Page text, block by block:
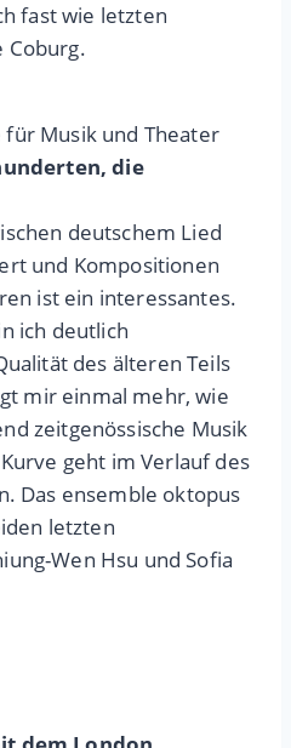
fast wie letzten
Coburg.
Musik und Theater
die
deutschem Lied
und Kompositionen
ist ein interessantes.
ich deutlich
des älteren Teils
mir einmal mehr, wie
zeitgenössische Musik
geht im Verlauf des
Das ensemble oktopus
letzten
Wen Hsu und Sofia